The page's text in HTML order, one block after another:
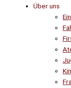
Über uns